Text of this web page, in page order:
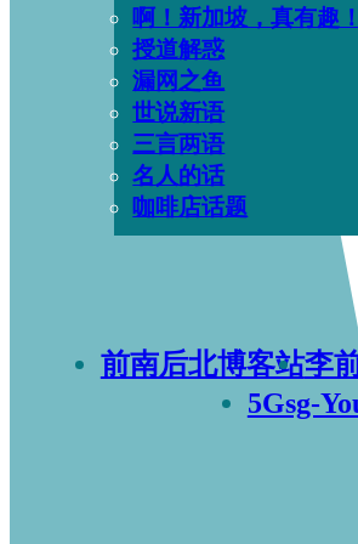
啊！新加坡，真有趣！
授道解惑
漏网之鱼
世说新语
三言两语
名人的话
咖啡店话题
前南后北博客站李
5Gsg-